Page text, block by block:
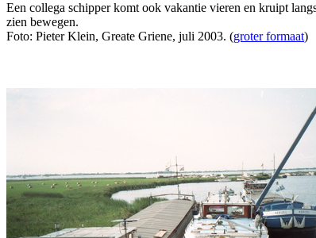
Een collega schipper komt ook vakantie vieren en kruipt
zien bewegen.
Foto: Pieter Klein, Greate Griene, juli 2003. (groter formaat)